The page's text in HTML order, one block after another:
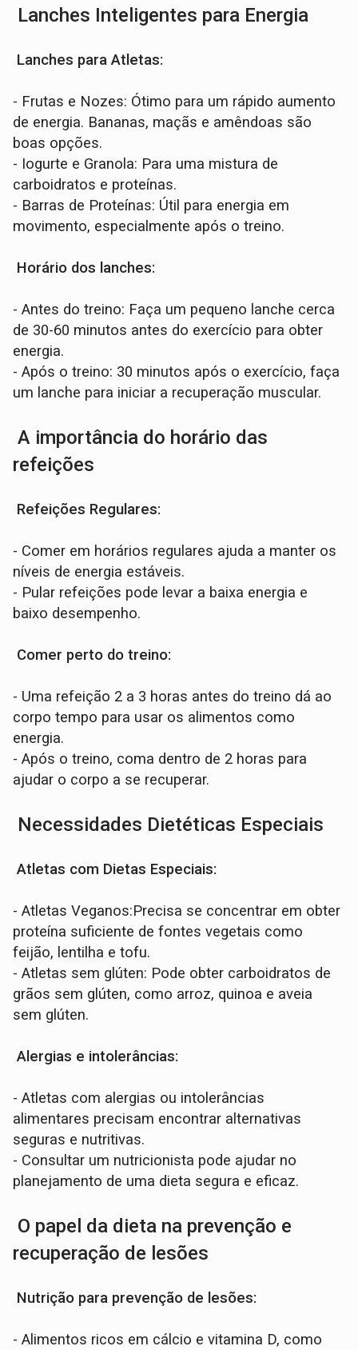
Lanches Inteligentes para Energia
Lanches para Atletas:
- Frutas e Nozes: Ótimo para um rápido aumento
de energia. Bananas, maçãs e amêndoas são
boas opções.
- Iogurte e Granola: Para uma mistura de
carboidratos e proteínas.
- Barras de Proteínas: Útil para energia em
movimento, especialmente após o treino.
Horário dos lanches:
- Antes do treino: Faça um pequeno lanche cerca
de 30-60 minutos antes do exercício para obter
energia.
- Após o treino: 30 minutos após o exercício, faça
um lanche para iniciar a recuperação muscular.
A importância do horário das
refeições
Refeições Regulares:
- Comer em horários regulares ajuda a manter os
níveis de energia estáveis.
- Pular refeições pode levar a baixa energia e
baixo desempenho.
Comer perto do treino:
- Uma refeição 2 a 3 horas antes do treino dá ao
corpo tempo para usar os alimentos como
energia.
- Após o treino, coma dentro de 2 horas para
ajudar o corpo a se recuperar.
Necessidades Dietéticas Especiais
Atletas com Dietas Especiais:
- Atletas Veganos:Precisa se concentrar em obter
proteína suficiente de fontes vegetais como
feijão, lentilha e tofu.
- Atletas sem glúten: Pode obter carboidratos de
grãos sem glúten, como arroz, quinoa e aveia
sem glúten.
Alergias e intolerâncias:
- Atletas com alergias ou intolerâncias
alimentares precisam encontrar alternativas
seguras e nutritivas.
- Consultar um nutricionista pode ajudar no
planejamento de uma dieta segura e eficaz.
O papel da dieta na prevenção e
recuperação de lesões
Nutrição para prevenção de lesões:
- Alimentos ricos em cálcio e vitamina D, como